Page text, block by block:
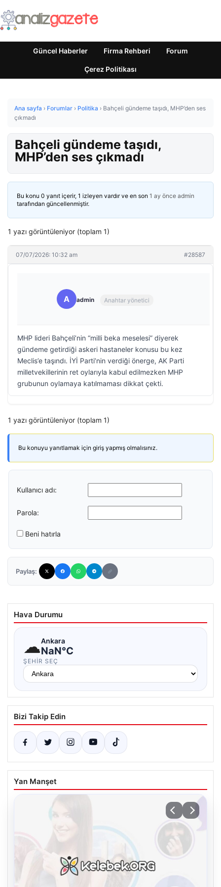
Güncel Haberler Firma Rehberi Forum
Çerez Politikası
Ana sayfa › Forumlar › Politika › Bahçeli gündeme taşıdı, MHP’den ses
çıkmadı
Bahçeli gündeme taşıdı,
MHP’den ses çıkmadı
Bu konu 0 yanıt içerir, 1 izleyen vardır ve en son 1 ay önce admin
tarafından güncellenmiştir.
1 yazı görüntüleniyor (toplam 1)
07/07/2026: 10:32 am #28587
A admin Anahtar yönetici
MHP lideri Bahçeli’nin “milli beka meselesi” diyerek
gündeme getirdiği askeri hastaneler konusu bu kez
Meclis’e taşındı. İYİ Parti’nin verdiği önerge, AK Parti
milletvekillerinin ret oylarıyla kabul edilmezken MHP
grubunun oylamaya katılmaması dikkat çekti.
1 yazı görüntüleniyor (toplam 1)
Bu konuyu yanıtlamak için giriş yapmış olmalısınız.
Kullanıcı adı:
Parola:
Beni hatırla
Paylaş:
Hava Durumu
☁Ankara
NaN°C
ŞEHIR SEÇ
Bizi Takip Edin
Yan Manşet